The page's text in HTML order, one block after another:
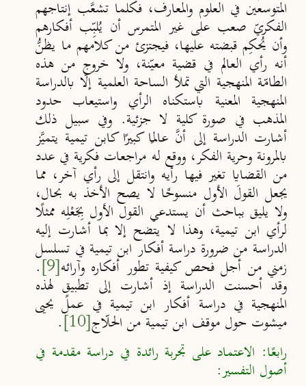
المتوسعين في العلوم والمعارف، فكلما تشعَّب إنتاجهم
الفكريّ صعب على غير المتمرس أن يُلبِّب أفكارهم
وأن يُحكِم قبضته عليها، فيجتزئ من كلامهم ما يظنُّ
أنه رأي العالم في قضية معيّنة، ولا خروج من هذه
الطامّة المنهجية التي تملأ الساحة العلمية إلّا بالدراسة
المنهجية المعنية باستكناه الرأي واستيعاب حدود
المذهب في صورة كلية لا جزئية. وفي سبيل ذلك
أشارت الدراسة إلى أنَّ عالمًا كبيرًا كابن تيمية يتميَّز
بالمرونة وحرية الفكر، ووقع له مراجعات فكرية في عدد
من القضايا تغير فيها رأيه وانتقل إلى رأي آخر، مما
يجعل القولَ الأول منسوخًا لا يصح الأخذ به بحال،
ولا يليق بباحث أن يستدعي القول الأول بِجَعْلِه ممثلًا
لرأي ابن تيمية، وهذا لا يتضح إلا بما أشارت إليه
الدراسة من ضرورة دراسة أفكار ابن تيمية في تسلسل
زمني من أجل فحص كيفية تطور أفكاره وآرائه[9]
.
وقد أحسنت الدراسة إذ أشارت إلى تطبيقٍ لهذه
المنهجية في دراسة أفكار ابن تيمية في عمل يحيى
ميشوت حول موقف ابن تيمية من الحلّاج[10]
.
رابعًا: الاعتماد على تجربة رائدة في دراسة مقدمة في
أصول التفسير: